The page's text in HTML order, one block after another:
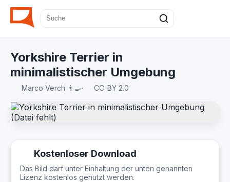
Yorkshire Terrier in
minimalistischer Umgebung
Marco Verch 👨‍🍳· CC-BY 2.0
Kostenloser Download
Das Bild darf unter Einhaltung der unten genannten
Lizenz kostenlos genutzt werden.